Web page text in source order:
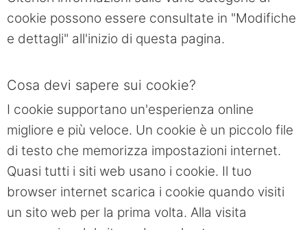
cookie possono essere consultate in "Modifiche
e dettagli" all'inizio di questa pagina.
Cosa devi sapere sui cookie?
I cookie supportano un'esperienza online
migliore e più veloce. Un cookie è un piccolo file
di testo che memorizza impostazioni internet.
Quasi tutti i siti web usano i cookie. Il tuo
browser internet scarica i cookie quando visiti
un sito web per la prima volta. Alla visita